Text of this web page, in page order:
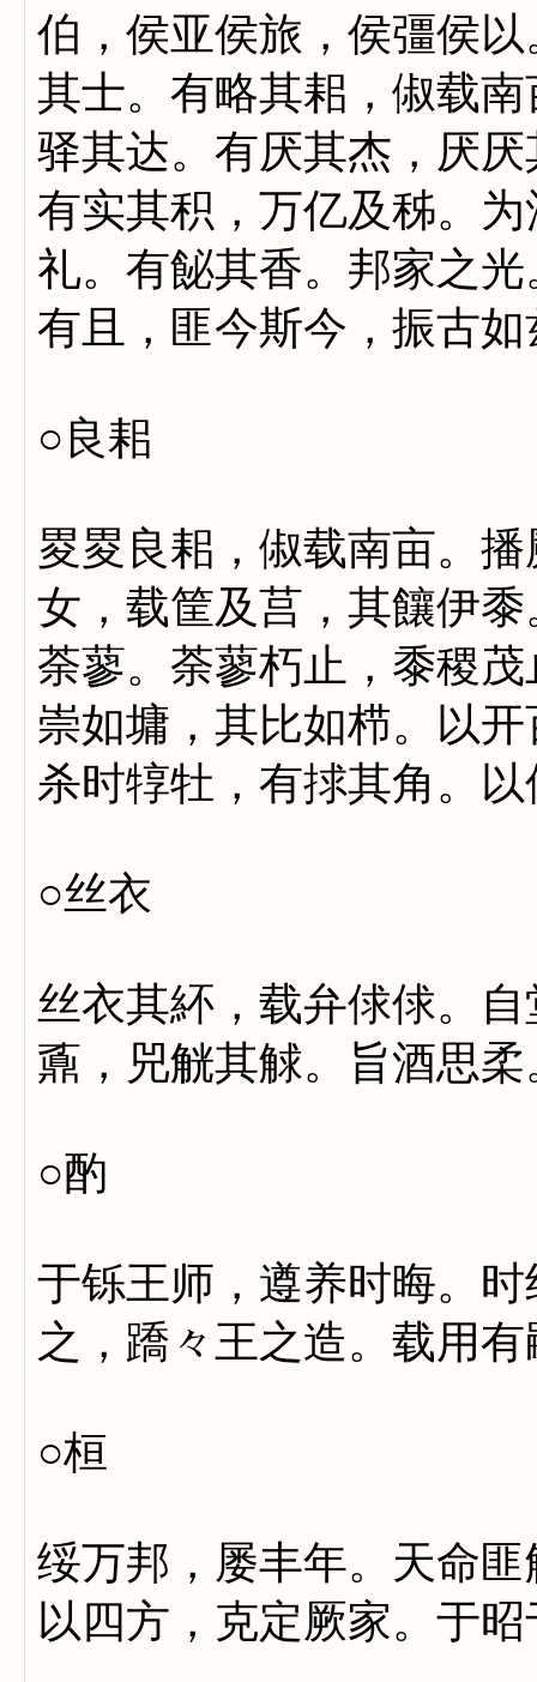
伯，侯亚侯旅，侯彊侯
其士。有略其耜，俶载
驿其达。有厌其杰，厌
有实其积，万亿及秭。
礼。有飶其香。邦家之
有且，匪今斯今，振古如
○良耜
畟畟良耜，俶载南亩。
女，载筐及莒，其饟伊
荼蓼。荼蓼朽止，黍稷
崇如墉，其比如栉。以
杀时犉牡，有捄其角。
○丝衣
丝衣其紑，载弁俅俅。
鼒，兕觥其觩。旨酒思
○酌
于铄王师，遵养时晦。
之，蹻々王之造。载用
○桓
绥万邦，屡丰年。天命
以四方，克定厥家。于